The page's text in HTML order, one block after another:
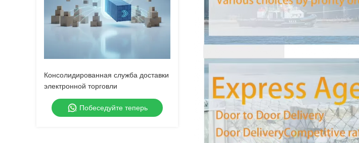
Консолидированная служба доставки
электронной торговли
Побеседуйте теперь